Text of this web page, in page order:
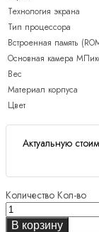
Технология экрана
Тип процессора
Встроенная память
Основная камера
Вес
Материал корпуса
Цвет
Актуальную
Количество Кол-во
В корзину